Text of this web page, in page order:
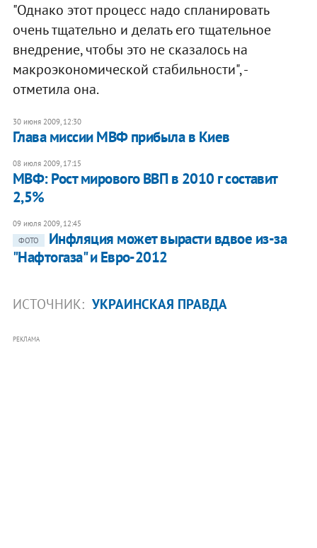
"Однако этот процесс надо спланировать
очень тщательно и делать его тщательное
внедрение, чтобы это не сказалось на
макроэкономической стабильности", -
отметила она.
30 июня 2009, 12:30
Глава миссии МВФ прибыла в Киев
08 июля 2009, 17:15
МВФ: Рост мирового ВВП в 2010 г составит
2,5%
09 июля 2009, 12:45
ФОТО
Инфляция может вырасти вдвое из-за
"Нафтогаза" и Евро-2012
ИСТОЧНИК: УКРАИНСКАЯ ПРАВДА
РЕКЛАМА